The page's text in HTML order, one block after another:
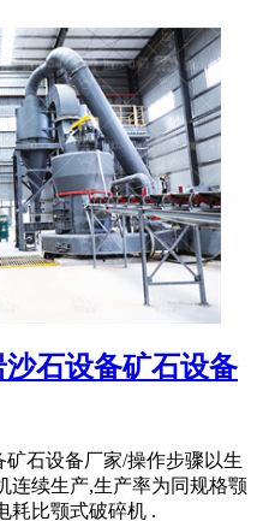
沙石设备矿石设备
矿石设备厂家/操作步骤以生
连续生产,生产率为同规格颚
耗比颚式破碎机 .